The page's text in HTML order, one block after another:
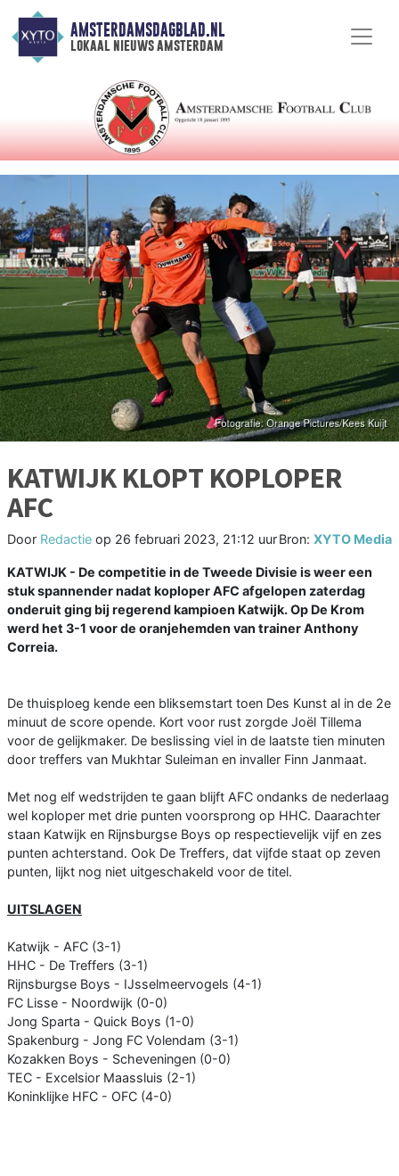
AMSTERDAMSDAGBLAD.NL
lokaal nieuws amsterdam
KATWIJK KLOPT KOPLOPER
AFC
Door Redactie op 26 februari 2023, 21:12 uurBron: XYTO Media
KATWIJK - De competitie in de Tweede Divisie is weer een
stuk spannender nadat koploper AFC afgelopen zaterdag
onderuit ging bij regerend kampioen Katwijk. Op De Krom
werd het 3-1 voor de oranjehemden van trainer Anthony
Correia.
De thuisploeg kende een bliksemstart toen Des Kunst al in de 2e
minuut de score opende. Kort voor rust zorgde Joël Tillema
voor de gelijkmaker. De beslissing viel in de laatste tien minuten
door treffers van Mukhtar Suleiman en invaller Finn Janmaat.
Met nog elf wedstrijden te gaan blijft AFC ondanks de nederlaag
wel koploper met drie punten voorsprong op HHC. Daarachter
staan Katwijk en Rijnsburgse Boys op respectievelijk vijf en zes
punten achterstand. Ook De Treffers, dat vijfde staat op zeven
punten, lijkt nog niet uitgeschakeld voor de titel.
UITSLAGEN
Katwijk - AFC (3-1)
HHC - De Treffers (3-1)
Rijnsburgse Boys - IJsselmeervogels (4-1)
FC Lisse - Noordwijk (0-0)
Jong Sparta - Quick Boys (1-0)
Spakenburg - Jong FC Volendam (3-1)
Kozakken Boys - Scheveningen (0-0)
TEC - Excelsior Maassluis (2-1)
Koninklijke HFC - OFC (4-0)